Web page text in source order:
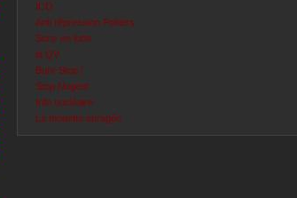
ICO
Anti répression Poitiers
Sons en lutte
la QV
Bure Stop !
Stop Nogent
Info nucléaire
La mouette enragée